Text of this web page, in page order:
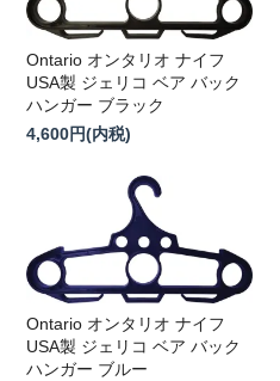
Ontario オンタリオ ナイフ
USA製 ジェリコ ベア バック
ハンガー ブラック
4,600円(内税)
Ontario オンタリオ ナイフ
USA製 ジェリコ ベア バック
ハンガー ブルー